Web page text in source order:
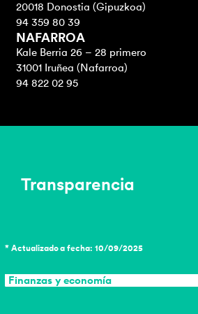
20018 Donostia (Gipuzkoa)
94 359 80 39
NAFARROA
Kale Berria 26 – 28 primero
31001 Iruñea (Nafarroa)
94 822 02 95
Transparencia
* Actualizado a fecha: 10/09/2025
Finanzas y economía